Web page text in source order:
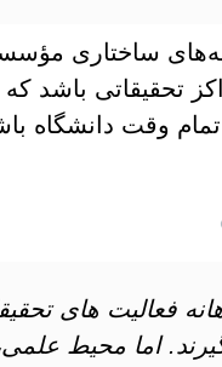
ساختاری
تحقیقاتی باشد که
وقت دانشگاه
فعالیت های
اما محیط